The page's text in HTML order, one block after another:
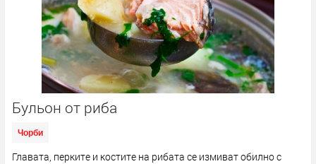
Бульон от риба
Чорби
Главата, перките и костите на рибата се измиват обилно с